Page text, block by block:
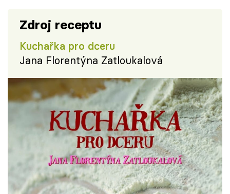
Zdroj receptu
Kuchařka pro dceru
Jana Florentýna Zatloukalová